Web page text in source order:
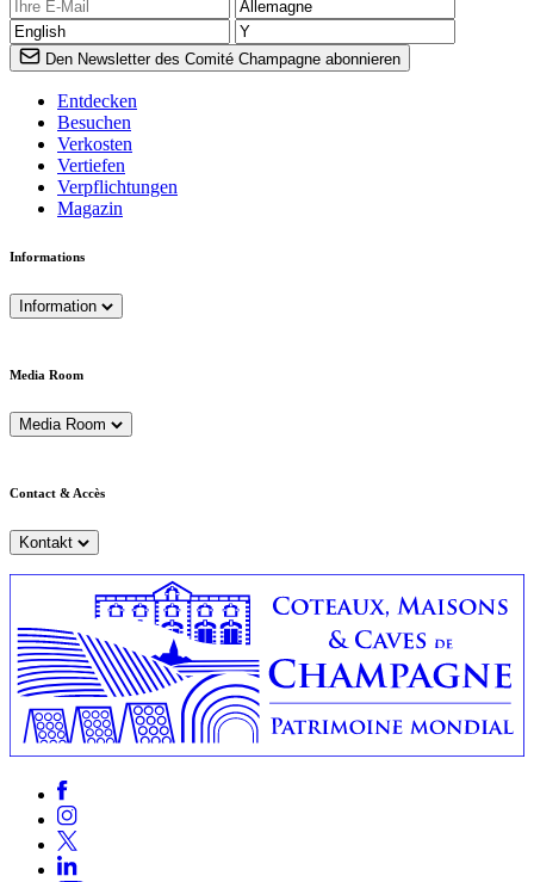
Den Newsletter des Comité Champagne abonnieren
Entdecken
Besuchen
Verkosten
Vertiefen
Verpflichtungen
Magazin
Informations
Information
Media Room
Media Room
Contact & Accès
Kontakt